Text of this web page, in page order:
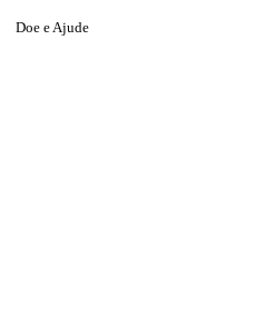
Doe e Ajude